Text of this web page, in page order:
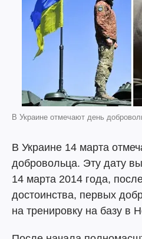
В Украине отмечают день
В Украине 14 марта
добровольца. Эту дату
14 марта 2014 года,
достоинства, первых
на тренировку на базу в